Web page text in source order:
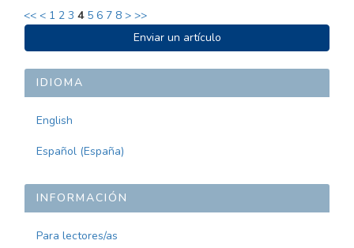
<< < 1 2 3 4 5 6 7 8 > >>
ENVIAR
UN
ARTÍCULO
Enviar un artículo
IDIOMA
English
Español (España)
INFORMACIÓN
Para lectores/as